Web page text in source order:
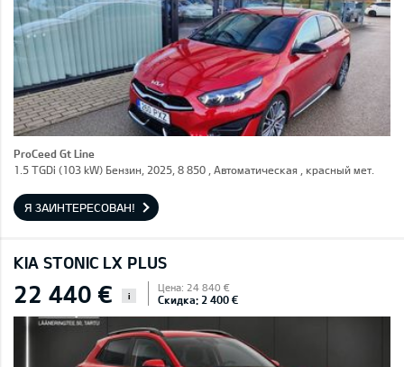
ProCeed Gt Line
1.5 TGDi (103 kW) Бензин, 2025, 8 850 , Автоматическая , красный мет.
Я ЗАИНТЕРЕСОВАН!
KIA STONIC LX PLUS
22 440 € i
Цена: 24 840 €
Скидка: 2 400 €